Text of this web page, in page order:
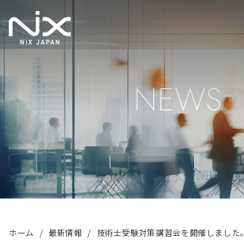
NEWS
ホーム 最新情報 技術士受験対策講習会を開催しました。